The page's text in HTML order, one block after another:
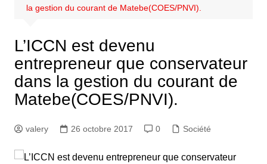
la gestion du courant de Matebe(COES/PNVI).
L’ICCN est devenu
entrepreneur que conservateur
dans la gestion du courant de
Matebe(COES/PNVI).
valery 26 octobre 2017 0 Société